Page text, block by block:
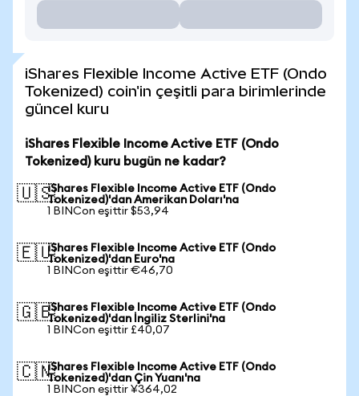
iShares Flexible Income Active ETF (Ondo
Tokenized) coin'in çeşitli para birimlerinde
güncel kuru
iShares Flexible Income Active ETF (Ondo
Tokenized) kuru bugün ne kadar?
🇺🇸iShares Flexible Income Active ETF (Ondo
Tokenized)'dan Amerikan Doları'na
1 BINCon eşittir $53,94
🇪🇺iShares Flexible Income Active ETF (Ondo
Tokenized)'dan Euro'na
1 BINCon eşittir €46,70
🇬🇧iShares Flexible Income Active ETF (Ondo
Tokenized)'dan İngiliz Sterlini'na
1 BINCon eşittir £40,07
🇨🇳iShares Flexible Income Active ETF (Ondo
Tokenized)'dan Çin Yuanı'na
1 BINCon eşittir ¥364,02